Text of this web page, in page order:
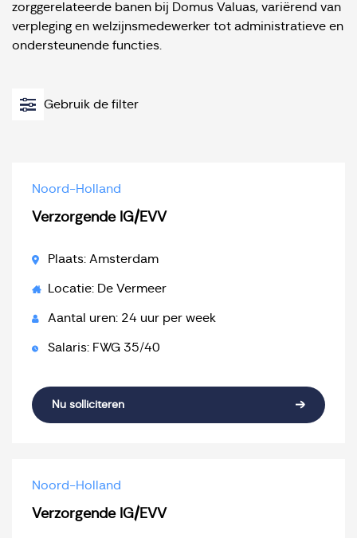
zorggerelateerde banen bij Domus Valuas, variërend van
verpleging en welzijnsmedewerker tot administratieve en
ondersteunende functies.
Gebruik de filter
Noord-Holland
Verzorgende IG/EVV
Plaats: Amsterdam
Locatie: De Vermeer
Aantal uren: 24 uur per week
Salaris: FWG 35/40
Nu solliciteren
Noord-Holland
Verzorgende IG/EVV